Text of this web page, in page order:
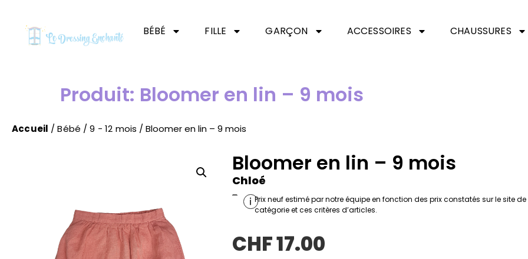
BÉBÉ FILLE GARÇON ACCESSOIRES CHAUSSURES
Produit: Bloomer en lin – 9 mois
Accueil /Bébé /9 - 12 mois / Bloomer en lin – 9 mois
Bloomer en lin – 9 mois
Chloé
-
Prix neuf estimé par notre équipe en fonction des prix constatés sur le site
catégorie et ces critères d’articles.
CHF17.00